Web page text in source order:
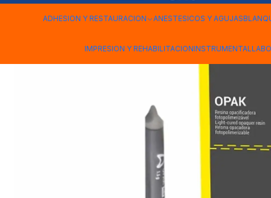
ADHESION Y RESTAURACION ANESTESICOS Y AGUJAS
IMPRESION Y REHABILITACIONINSTRUMENTAL